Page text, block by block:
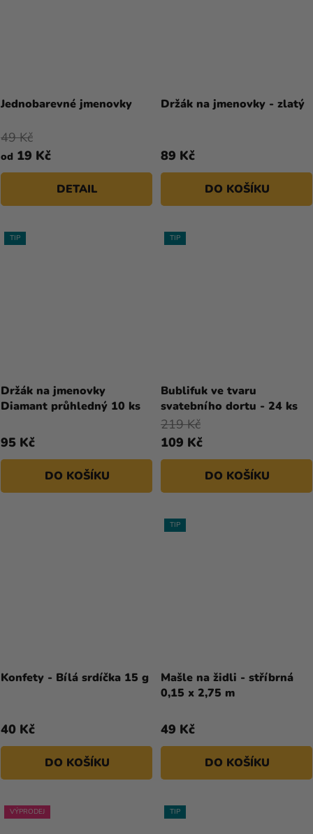
Jednobarevné jmenovky
od 19 Kč
49 Kč
DETAIL
Držák na jmenovky - zlatý
89 Kč
DO KOŠÍKU
TIP
Držák na jmenovky
Diamant průhledný 10 ks
hodnocení
produktu
5
hvězdiček.
95 Kč
DO KOŠÍKU
TIP
Bublifuk ve tvaru
svatebního dortu - 24 ks
produktu
5
hvězdiček.
109 Kč
219 Kč
DO KOŠÍKU
Konfety - Bílá srdíčka 15 g
40 Kč
DO KOŠÍKU
TIP
Mašle na židli - stříbrná
0,15 x 2,75 m
49 Kč
DO KOŠÍKU
VÝPRODEJ TIP